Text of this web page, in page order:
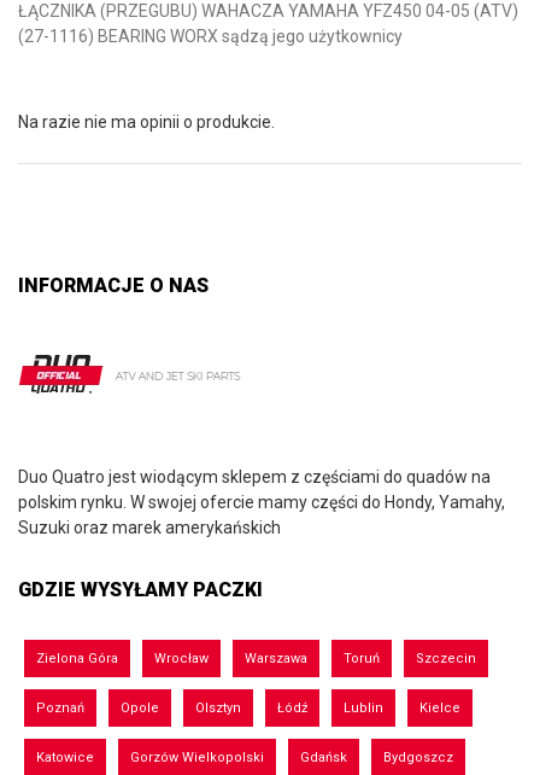
ŁĄCZNIKA (PRZEGUBU) WAHACZA YAMAHA YFZ450 04-05 (ATV)
(27-1116) BEARING WORX sądzą jego użytkownicy
Na razie nie ma opinii o produkcie.
INFORMACJE O NAS
Duo Quatro jest wiodącym sklepem z częściami do quadów na
polskim rynku. W swojej ofercie mamy części do Hondy, Yamahy,
Suzuki oraz marek amerykańskich
GDZIE WYSYŁAMY PACZKI
Zielona Góra Wrocław Warszawa Toruń Szczecin
Poznań Opole Olsztyn Łódź Lublin Kielce
Katowice Gorzów Wielkopolski Gdańsk Bydgoszcz